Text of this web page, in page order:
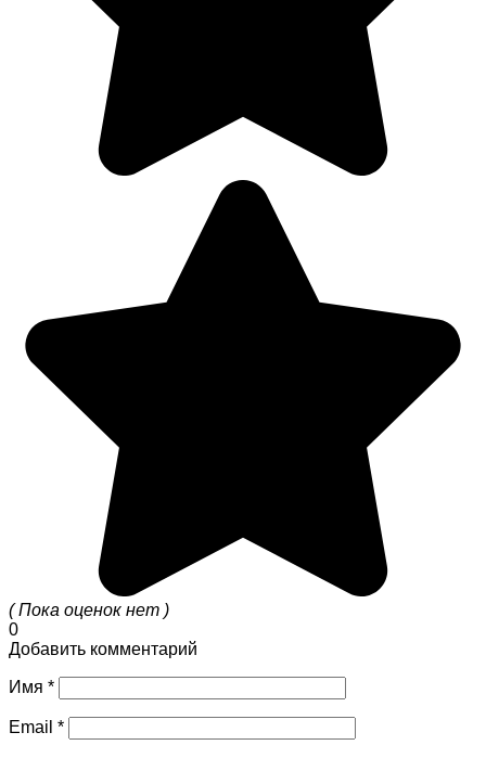
( Пока оценок нет )
0
Добавить комментарий
Имя *
Email *